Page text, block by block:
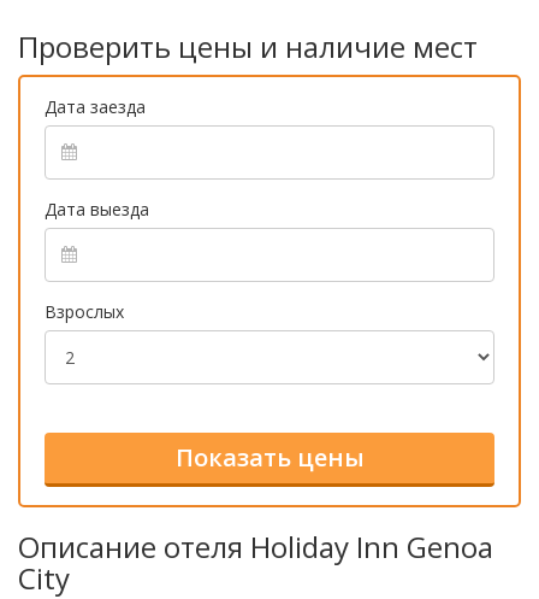
Проверить цены и наличие мест
Дата заезда
Дата выезда
Взрослых
Описание отеля Holiday Inn Genoa
City